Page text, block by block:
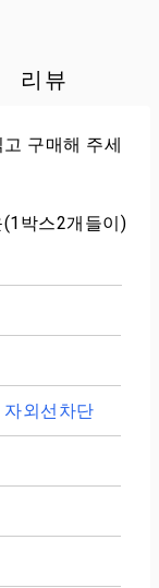
리뷰
고 구매해 주세
박스2개들이)
자외선차단